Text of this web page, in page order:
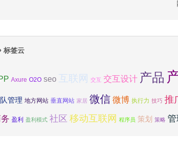
标签云
Axure O2O seo 互联网 交互 交互设计 产品
管理 地方网站 垂直网站 家居 微信 微博 执行力 技巧 推
盈利 盈利模式 社区 移动互联网 程序员 策划 策略 管